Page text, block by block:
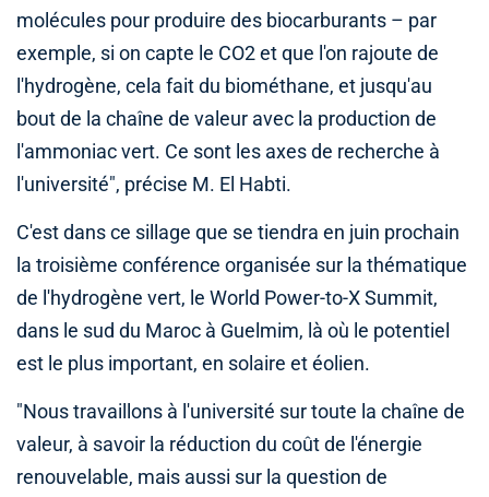
molécules pour produire des biocarburants – par
exemple, si on capte le CO2 et que l'on rajoute de
l'hydrogène, cela fait du biométhane, et jusqu'au
bout de la chaîne de valeur avec la production de
l'ammoniac vert. Ce sont les axes de recherche à
l'université", précise M. El Habti.
C'est dans ce sillage que se tiendra en juin prochain
la troisième conférence organisée sur la thématique
de l'hydrogène vert, le World Power-to-X Summit,
dans le sud du Maroc à Guelmim, là où le potentiel
est le plus important, en solaire et éolien.
"Nous travaillons à l'université sur toute la chaîne de
valeur, à savoir la réduction du coût de l'énergie
renouvelable, mais aussi sur la question de